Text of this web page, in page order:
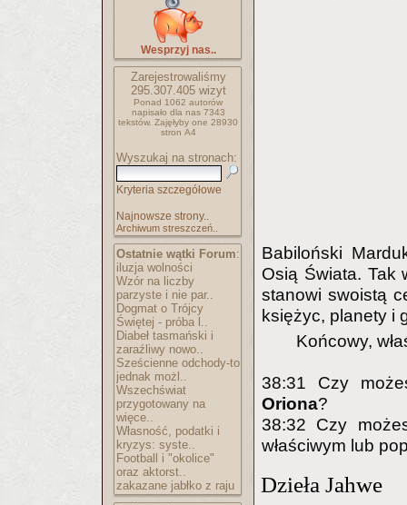
Wesprzyj nas..
Zarejestrowaliśmy
295.307.405wizyt
Ponad 1062 autorów
napisało dla nas 7343
tekstów. Zajęłyby one 28930
stron A4
Wyszukaj na stronach:
Kryteria szczegółowe
Najnowsze strony..
Archiwum streszczeń..
Ostatnie wątki Forum:
iluzja wolności
Wzór na liczby
parzyste i nie par..
Dogmat o Trójcy
Świętej - próba l..
Diabeł tasmański i
zaraźliwy nowo..
Sześcienne odchody-to
jednak możl..
Wszechświat
przygotowany na
więce..
Własność, podatki i
kryzys: syste..
Football i "okolice"
oraz aktorst..
zakazane jabłko z raju
Babiloński
Osią Świata. Tak
stanowi swoistą
księżyc, planety i
Końcowy,
38:31 Czy
Oriona?
38:32 Czy
właściwym lub
Dzieła Jahwe